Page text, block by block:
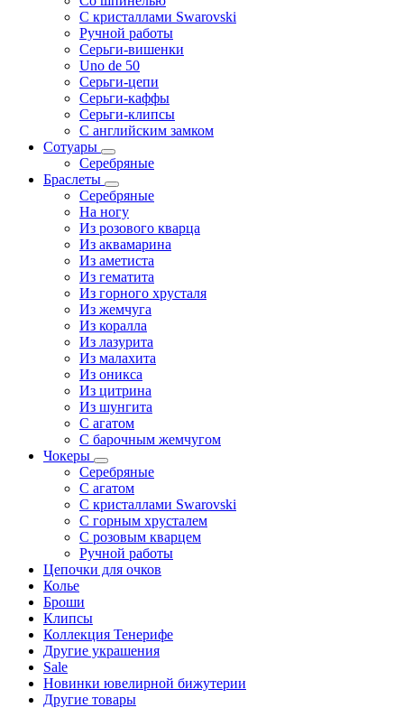
С кристаллами Swarovski
Ручной работы
Серьги-вишенки
Uno de 50
Серьги-цепи
Серьги-каффы
Серьги-клипсы
С английским замком
Сотуары
Серебряные
Браслеты
Серебряные
На ногу
Из розового кварца
Из аквамарина
Из аметиста
Из гематита
Из горного хрусталя
Из жемчуга
Из коралла
Из лазурита
Из малахита
Из оникса
Из цитрина
Из шунгита
С агатом
С барочным жемчугом
Чокеры
Серебряные
С агатом
С кристаллами Swarovski
С горным хрусталем
С розовым кварцем
Ручной работы
Цепочки для очков
Колье
Броши
Клипсы
Коллекция Тенерифе
Другие украшения
Sale
Новинки ювелирной бижутерии
Другие товары